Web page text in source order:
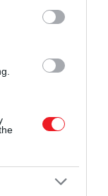
a
tesznek azért,
továbbra
járó közönség
feledkezett
a